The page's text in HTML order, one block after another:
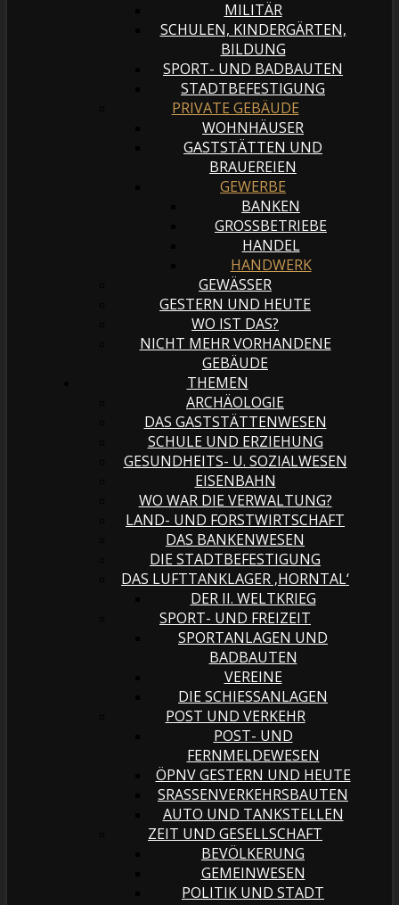
MILITÄR
SCHULEN, KINDERGÄRTEN,
BILDUNG
SPORT- UND BADBAUTEN
STADTBEFESTIGUNG
PRIVATE GEBÄUDE
WOHNHÄUSER
GASTSTÄTTEN UND
BRAUEREIEN
GEWERBE
BANKEN
GROSSBETRIEBE
HANDEL
HANDWERK
GEWÄSSER
GESTERN UND HEUTE
WO IST DAS?
NICHT MEHR VORHANDENE
GEBÄUDE
THEMEN
ARCHÄOLOGIE
DAS GASTSTÄTTENWESEN
SCHULE UND ERZIEHUNG
GESUNDHEITS- U. SOZIALWESEN
EISENBAHN
WO WAR DIE VERWALTUNG?
LAND- UND FORSTWIRTSCHAFT
DAS BANKENWESEN
DIE STADTBEFESTIGUNG
DAS LUFTTANKLAGER ‚HORNTAL‘
DER II. WELTKRIEG
SPORT- UND FREIZEIT
SPORTANLAGEN UND
BADBAUTEN
VEREINE
DIE SCHIESSANLAGEN
POST UND VERKEHR
POST- UND
FERNMELDEWESEN
ÖPNV GESTERN UND HEUTE
SRASSENVERKEHRSBAUTEN
AUTO UND TANKSTELLEN
ZEIT UND GESELLSCHAFT
BEVÖLKERUNG
GEMEINWESEN
POLITIK UND STADT